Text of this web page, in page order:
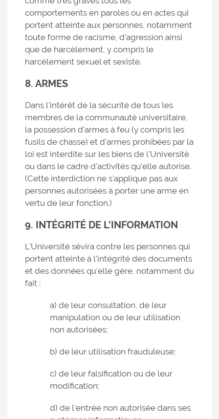
comportements en paroles ou en actes qui
portent atteinte aux personnes, notamment
toute forme de racisme, d'agression ainsi
que de harcèlement, y compris le
harcèlement sexuel et sexiste.
8. ARMES
Dans l'intérêt de la sécurité de tous les
membres de la communauté universitaire,
la possession d'armes à feu (y compris les
fusils de chasse) et d'armes prohibées par la
loi est interdite sur les biens de l'Université
ou dans le cadre d'activités qu'elle autorise.
(Cette interdiction ne s'applique pas aux
personnes autorisées à porter une arme en
vertu de leur fonction.)
9. INTÉGRITÉ DE L'INFORMATION
L'Université sévira contre les personnes qui
portent atteinte à l'intégrité des documents
et des données qu'elle gère, notamment du
fait :
a) de leur consultation, de leur
manipulation ou de leur utilisation
non autorisées;
b) de leur utilisation frauduleuse;
c) de leur falsification ou de leur
modification;
d) de l'entrée non autorisée dans ses